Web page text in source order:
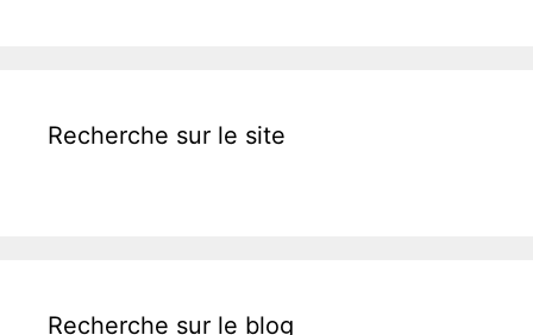
Recherche sur le site
Recherche sur le blog